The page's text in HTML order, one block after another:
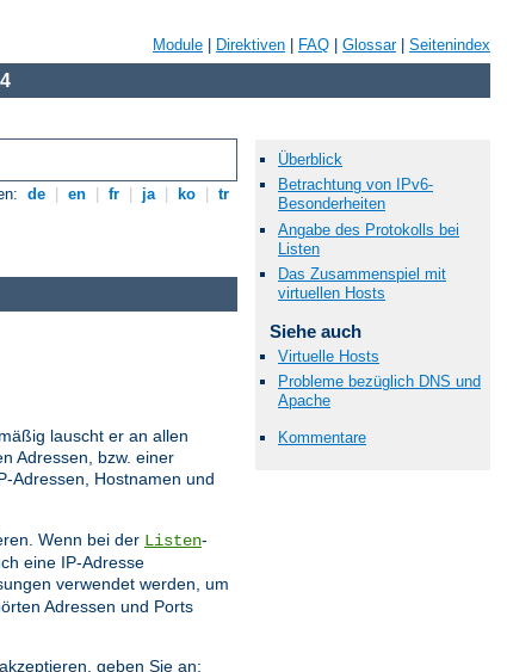
Module Direktiven FAQ Glossar| Seitenindex
de en fr ja ko tr
Überblick
Betrachtung von IPv6-
Besonderheiten
Angabe des Protokolls bei
Listen
Das Zusammenspiel mit
virtuellen Hosts
Siehe auch
Virtuelle Hosts
Probleme bezüglich DNS und
Apache
Kommentare
lauscht er an allen
Adressen, bzw. einer
Adressen, Hostnamen und
Wenn bei der Listen-
eine IP-Adresse
verwendet werden, um
Adressen und Ports
geben Sie an: